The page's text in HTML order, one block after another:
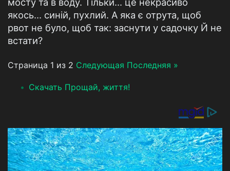
якось... синій, пухлий. А яка є отрута, щоб
рвот не було, щоб так: заснути у садочку Й не
встати?
Страница 1 из 2 Следующая Последняя »
Скачать Прощай, життя!